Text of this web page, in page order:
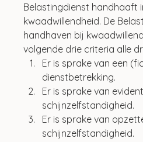
Belastingdienst handhaaft
kwaadwillendheid. De
handhaven bij
volgende drie criteria alle
Er is sprake van een
dienstbetrekking.
Er is sprake van
schijnzelfstandigheid.
Er is sprake van
schijnzelfstandigheid.